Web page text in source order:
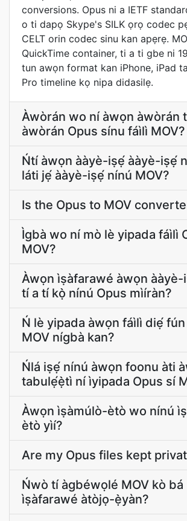
conversions. Opus ni a IETF
o ti dapọ Skype's SILK ọrọ codec
CELT orin codec sinu kan apẹrẹ.
QuickTime container, ti a ti gbe ni
tun awọn format kan iPhone, iPad
Pro timeline kọ nipa didasilẹ.
Àwòrán wo ní àwọn àwòrán
àwòrán Opus sínu fáìlì MOV?
Ńtí àwọn ààyè-iṣẹ́ ààyè-iṣẹ́
láti jẹ́ ààyè-iṣẹ́ nínú MOV?
Is the Opus to MOV
Ìgbà wo ní mò lè yipada fáìlì
MOV?
Àwọn ìṣàfarawé àwọn ààyè-
tí a tí kọ̀ nínú Opus mìíràn?
Ń lè yipada àwọn fáìlì diẹ́
MOV nígbà kan?
Ńlá iṣẹ́ nínú àwọn foonu àti
tabulẹ́ẹ̀tì ní ìyipada Opus sí
Àwọn ìṣàmúlò-ètò wo nínú
ètò yìí?
Are my Opus files kept
Ńwò tí àgbéwọlé MOV kò
ìṣàfarawé àtòjọ-ẹ̀yàn?